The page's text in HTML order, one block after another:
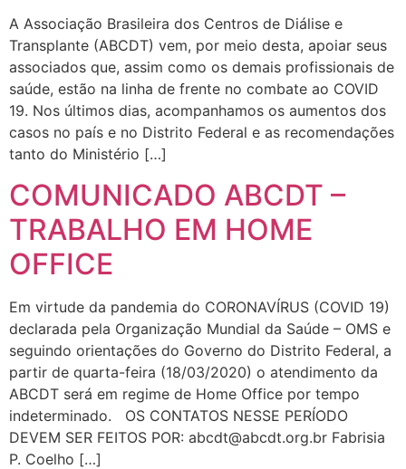
A Associação Brasileira dos Centros de Diálise e
Transplante (ABCDT) vem, por meio desta, apoiar seus
associados que, assim como os demais profissionais de
saúde, estão na linha de frente no combate ao COVID
19. Nos últimos dias, acompanhamos os aumentos dos
casos no país e no Distrito Federal e as recomendações
tanto do Ministério […]
COMUNICADO ABCDT –
TRABALHO EM HOME
OFFICE
Em virtude da pandemia do CORONAVÍRUS (COVID 19)
declarada pela Organização Mundial da Saúde – OMS e
seguindo orientações do Governo do Distrito Federal, a
partir de quarta-feira (18/03/2020) o atendimento da
ABCDT será em regime de Home Office por tempo
indeterminado. OS CONTATOS NESSE PERÍODO
DEVEM SER FEITOS POR: abcdt@abcdt.org.br Fabrisia
P. Coelho […]